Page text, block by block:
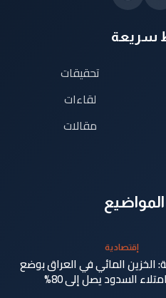
سريعة
تحقيقات
لقاءات
مقالات
إقتصادية
الخزين المائي في العراق بوضع
السدود يصل إلى 80%